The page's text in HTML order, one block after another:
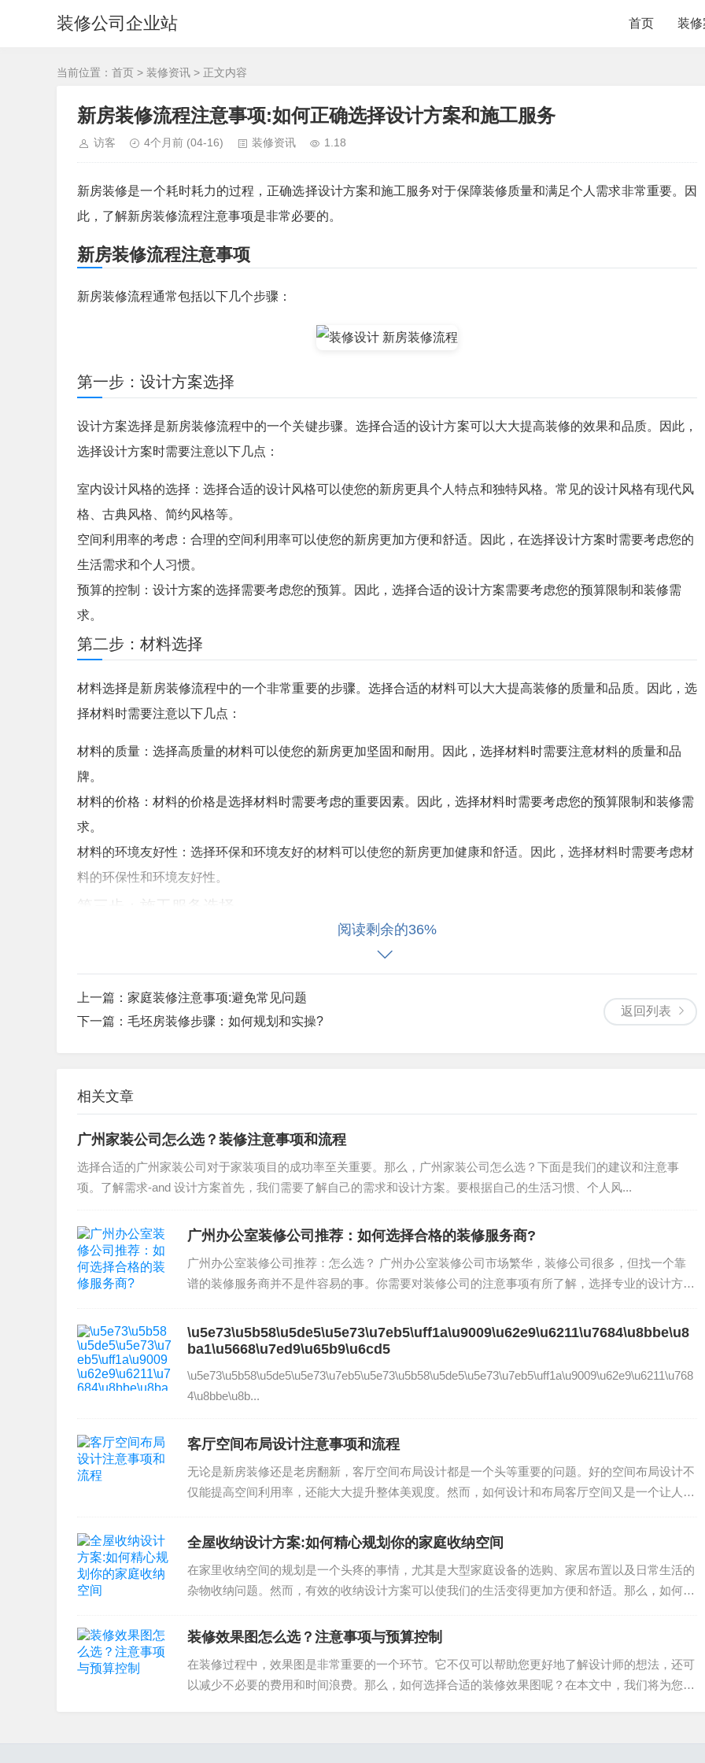
装修公司企业站 首页 装
当前位置： 首页 > 装修资讯 > 正文内容
新房装修流程注意事项:如何正确选择设计方案和施工服务
访客 4个月前 (04-16) 装修资讯 1.18
新房装修是一个耗时耗力的过程，正确选择设计方案和施工服务对于保障装修质量和满足个人需求非常重要。因
此，了解新房装修流程注意事项是非常必要的。
新房装修流程注意事项
新房装修流程通常包括以下几个步骤：
第一步：设计方案选择
设计方案选择是新房装修流程中的一个关键步骤。选择合适的设计方案可以大大提高装修的效果和品质。因此，
选择设计方案时需要注意以下几点：
室内设计风格的选择：选择合适的设计风格可以使您的新房更具个人特点和独特风格。常见的设计风格有现代风
格、古典风格、简约风格等。
空间利用率的考虑：合理的空间利用率可以使您的新房更加方便和舒适。因此，在选择设计方案时需要考虑您的
生活需求和个人习惯。
预算的控制：设计方案的选择需要考虑您的预算。因此，选择合适的设计方案需要考虑您的预算限制和装修需
求。
第二步：材料选择
材料选择是新房装修流程中的一个非常重要的步骤。选择合适的材料可以大大提高装修的质量和品质。因此，选
择材料时需要注意以下几点：
材料的质量：选择高质量的材料可以使您的新房更加坚固和耐用。因此，选择材料时需要注意材料的质量和品
牌。
材料的价格：材料的价格是选择材料时需要考虑的重要因素。因此，选择材料时需要考虑您的预算限制和装修需
求。
材料的环境友好性：选择环保和环境友好的材料可以使您的新房更加健康和舒适。因此，选择材料时需要考虑材
料的环保性和环境友好性。
第三步：施工服务选择
施工服务选择是新房装修流程中的一个非常重要的步骤。选择合适的施工服务可以大大提高装修的质量和品质。
因此，选择施工服务时需要注意以下几点：
施工时间的控制：选择合适的施工时间可以使您的新房更加方便和舒适。因此，选择施工服务时需要考虑您的生
活需求和个人习惯。
施工质量的保证：选择合适的施工服务需要保证施工质量。因此，选择施工服务时需要注意施工质量的保证和承
诺。
您避免装修过程中的常见问题和保障装修质量和品质。因此，新房装修流程注意事项是非常重要的。"
总的来说，新房装修流程注意事项对于保障装修质量和品质非常重要。选择合适的设计方案、材料和施工服务可
您选择合适的装修公司和专业的施工团队来完成您的新房装修工作。我们希望本文能够为您提供有价值的信息和
建议。"
如果您对新房装修流程注意事项有任何疑问或者需要更多的信息，请联系我们，我们将为您提供专业的咨询和服
阅读剩余的36%
返回列表
上一篇： 家庭装修注意事项:避免常见问题
下一篇： 毛坯房装修步骤：如何规划和实操?
相关文章
广州家装公司怎么选？装修注意事项和流程
选择合适的广州家装公司对于家装项目的成功率至关重要。那么，广州家装公司怎么选？下面是我们的建议和注意事
项。了解需求-and 设计方案首先，我们需要了解自己的需求和设计方案。要根据自己的生活习惯、个人风...
广州办公室装修公司推荐：如何选择合格的装修服务商?
广州办公室装修公司推荐：怎么选？ 广州办公室装修公司市场繁华，装修公司很多，但找一个靠
谱的装修服务商并不是件容易的事。你需要对装修公司的注意事项有所了解，选择专业的设计方
\u5e73\u5b58\u5de5\u5e73\u7eb5\uff1a\u9009\u62e9\u6211\u7684\u8bbe\u8
ba1\u5668\u7ed9\u65b9\u6cd5
\u5e73\u5b58\u5de5\u5e73\u7eb5\u5e73\u5b58\u5de5\u5e73\u7eb5\uff1a\u9009\u62e9\u6211\u768
4\u8bbe\u8b...
客厅空间布局设计注意事项和流程
无论是新房装修还是老房翻新，客厅空间布局设计都是一个头等重要的问题。好的空间布局设计不
仅能提高空间利用率，还能大大提升整体美观度。然而，如何设计和布局客厅空间又是一个让人头
全屋收纳设计方案:如何精心规划你的家庭收纳空间
在家里收纳空间的规划是一个头疼的事情，尤其是大型家庭设备的选购、家居布置以及日常生活的
杂物收纳问题。然而，有效的收纳设计方案可以使我们的生活变得更加方便和舒适。那么，如何创
装修效果图怎么选？注意事项与预算控制
在装修过程中，效果图是非常重要的一个环节。它不仅可以帮助您更好地了解设计师的想法，还可
以减少不必要的费用和时间浪费。那么，如何选择合适的装修效果图呢？在本文中，我们将为您介